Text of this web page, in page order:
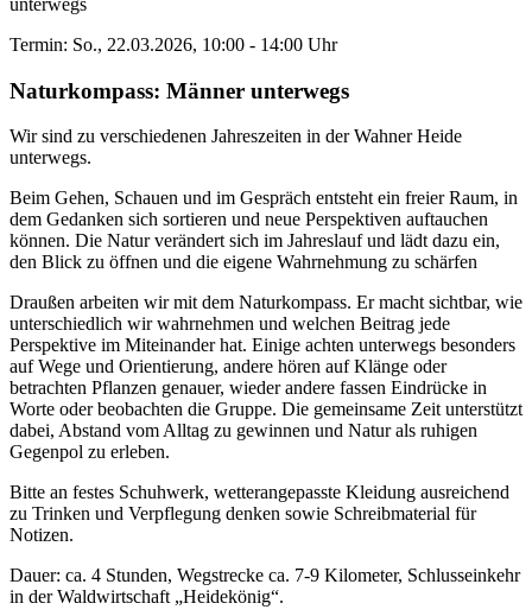
unterwegs
Termin: So., 22.03.2026, 10:00 - 14:00 Uhr
Naturkompass: Männer unterwegs
Wir sind zu verschiedenen Jahreszeiten in der Wahner Heide
unterwegs.
Beim Gehen, Schauen und im Gespräch entsteht ein freier Raum, in
dem Gedanken sich sortieren und neue Perspektiven auftauchen
können. Die Natur verändert sich im Jahreslauf und lädt dazu ein,
den Blick zu öffnen und die eigene Wahrnehmung zu schärfen
Draußen arbeiten wir mit dem Naturkompass. Er macht sichtbar, wie
unterschiedlich wir wahrnehmen und welchen Beitrag jede
Perspektive im Miteinander hat. Einige achten unterwegs besonders
auf Wege und Orientierung, andere hören auf Klänge oder
betrachten Pflanzen genauer, wieder andere fassen Eindrücke in
Worte oder beobachten die Gruppe. Die gemeinsame Zeit unterstützt
dabei, Abstand vom Alltag zu gewinnen und Natur als ruhigen
Gegenpol zu erleben.
Bitte an festes Schuhwerk, wetterangepasste Kleidung ausreichend
zu Trinken und Verpflegung denken sowie Schreibmaterial für
Notizen.
Dauer: ca. 4 Stunden, Wegstrecke ca. 7-9 Kilometer, Schlusseinkehr
in der Waldwirtschaft „Heidekönig“.